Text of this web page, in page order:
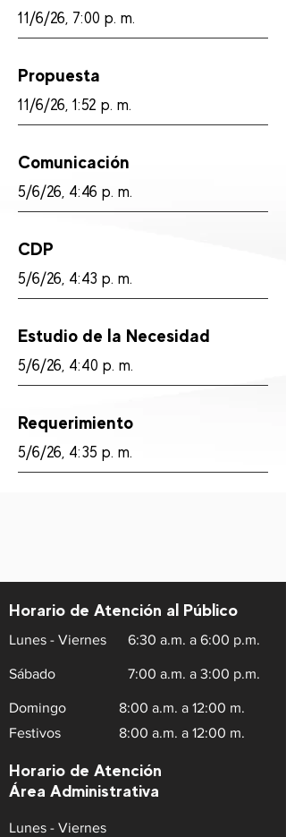
11/6/26, 7:00 p. m.
Propuesta
11/6/26, 1:52 p. m.
Comunicación
5/6/26, 4:46 p. m.
CDP
5/6/26, 4:43 p. m.
Estudio de la Necesidad
5/6/26, 4:40 p. m.
Requerimiento
5/6/26, 4:35 p. m.
Horario de Atención al Público
Lunes - Viernes 6:30 a.m. a 6:00 p.m.
Sábado 7:00 a.m. a 3:00 p.m.
Domingo
Festivos
8:00 a.m. a 12:00 m.
8:00 a.m. a 12:00 m.
Horario de Atención
Área Administrativa
Lunes - Viernes